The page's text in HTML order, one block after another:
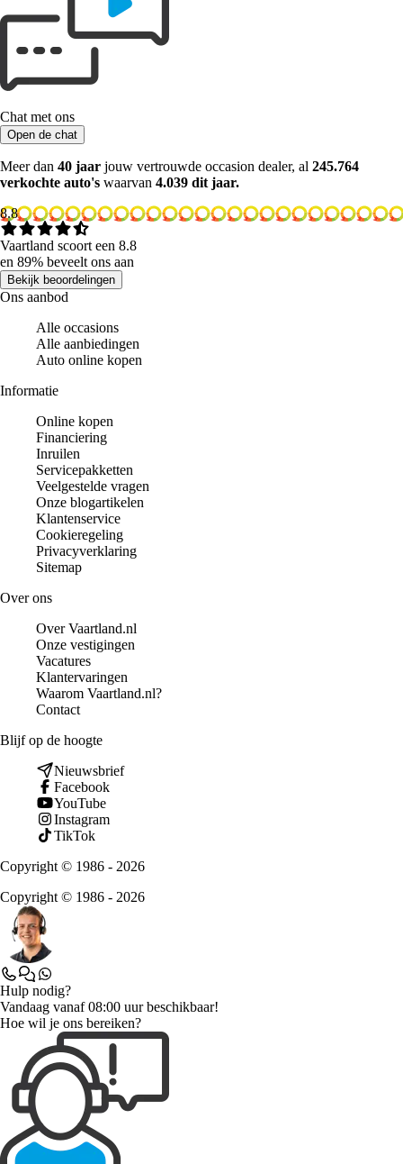
Chat met ons
Open de chat
Meer dan 40 jaar jouw vertrouwde occasion dealer, al 245.764
verkochte auto's waarvan 4.039 dit jaar.
8.8
Vaartland scoort een 8.8
en 89% beveelt ons aan
Bekijk beoordelingen
Ons aanbod
Alle occasions
Alle aanbiedingen
Auto online kopen
Informatie
Online kopen
Financiering
Inruilen
Servicepakketten
Veelgestelde vragen
Onze blogartikelen
Klantenservice
Cookieregeling
Privacyverklaring
Sitemap
Over ons
Over Vaartland.nl
Onze vestigingen
Vacatures
Klantervaringen
Waarom Vaartland.nl?
Contact
Blijf op de hoogte
Nieuwsbrief
Facebook
YouTube
Instagram
TikTok
Copyright © 1986 - 2026
Copyright © 1986 - 2026
Hulp nodig?
Vandaag vanaf 08:00 uur beschikbaar!
Hoe wil je ons bereiken?